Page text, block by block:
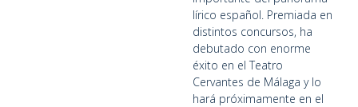
lírico español. Premiada en
distintos concursos, ha
debutado con enorme
éxito en el Teatro
Cervantes de Málaga y lo
hará próximamente en el